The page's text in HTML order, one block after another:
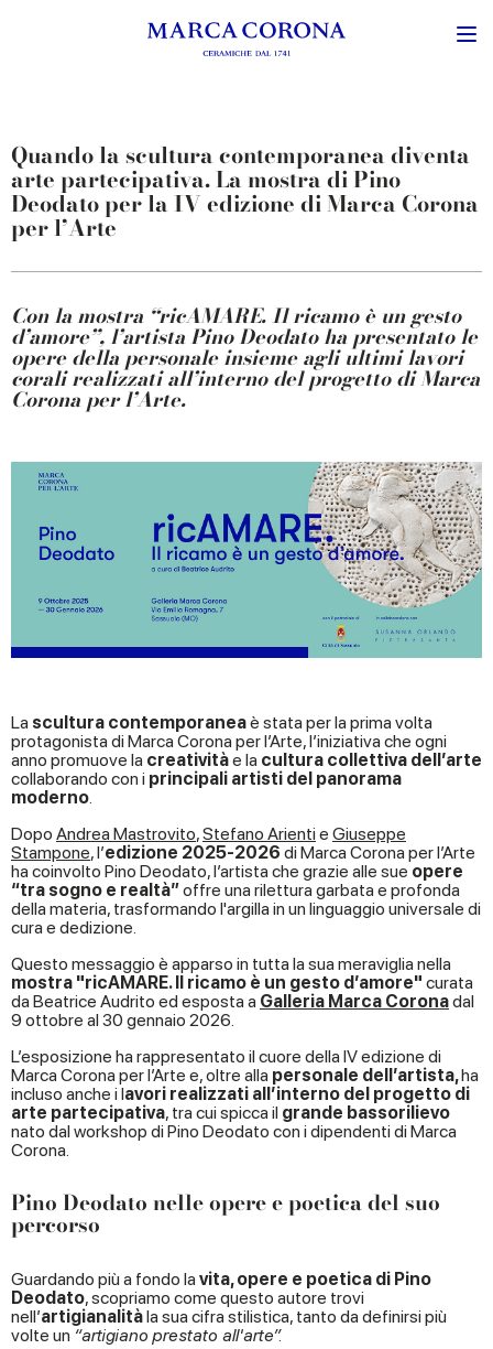
Quando la scultura contemporanea diventa
arte partecipativa. La mostra di Pino
Deodato per la IV edizione di Marca Corona
per l’Arte
Con la mostra “ricAMARE. Il ricamo è un gesto
d’amore”, l’artista Pino Deodato ha presentato le
opere della personale insieme agli ultimi lavori
corali realizzati all’interno del progetto di Marca
Corona per l’Arte.
La scultura contemporaneaè stata per la prima volta
protagonista di Marca Corona per l’Arte, l’iniziativa che ogni
anno promuove la creativitàe la cultura collettiva dell’arte
collaborando con i principali artisti del panorama
moderno
Dopo Andrea Mastrovito,Stefano Arientie Giuseppe
Stampone, l’edizione 2025-2026 di Marca Corona per l’Arte
ha coinvolto Pino Deodato, l’artista che grazie alle sue opere
“tra sogno e realtà”offre una rilettura garbata e profonda
della materia, trasformando l'argilla in un linguaggio universale di
cura e dedizione.
Questo messaggio è apparso in tutta la sua meraviglia nella
mostra "ricAMARE. Il ricamo è un gesto d’amore" curata
da Beatrice Audrito ed esposta a Galleria Marca Coronadal
9 ottobre al 30 gennaio 2026.
L’esposizione ha rappresentato il cuore della IV edizione di
Marca Corona per l’Arte e, oltre alla personale dell’artista,ha
incluso anche i lavori realizzati all’interno del progetto di
arte partecipativa, tra cui spicca il grande bassorilievo
nato dal workshop di Pino Deodato con i dipendenti di Marca
Corona.
Pino Deodato nelle opere e poetica del suo
percorso
Guardando più a fondo la vita, opere e poetica di Pino
Deodato, scopriamo come questo autore trovi
nell’artigianalitàla sua cifra stilistica, tanto da definirsi più
volte un “artigiano prestato all'arte”.